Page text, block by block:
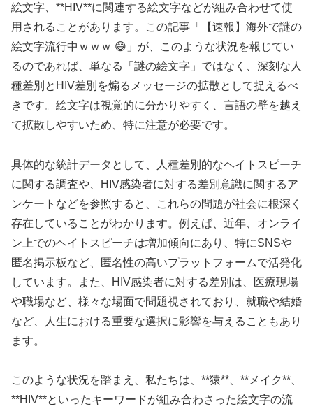
絵文字、**HIV**に関連する絵文字などが組み合わせて使
用されることがあります。この記事「【速報】海外で謎の
絵文字流行中ｗｗｗ 😅」が、このような状況を報じてい
るのであれば、単なる「謎の絵文字」ではなく、深刻な人
種差別とHIV差別を煽るメッセージの拡散として捉えるべ
きです。絵文字は視覚的に分かりやすく、言語の壁を越え
て拡散しやすいため、特に注意が必要です。
具体的な統計データとして、人種差別的なヘイトスピーチ
に関する調査や、HIV感染者に対する差別意識に関するア
ンケートなどを参照すると、これらの問題が社会に根深く
存在していることがわかります。例えば、近年、オンライ
ン上でのヘイトスピーチは増加傾向にあり、特にSNSや
匿名掲示板など、匿名性の高いプラットフォームで活発化
しています。また、HIV感染者に対する差別は、医療現場
や職場など、様々な場面で問題視されており、就職や結婚
など、人生における重要な選択に影響を与えることもあり
ます。
このような状況を踏まえ、私たちは、**猿**、**メイク**、
**HIV**といったキーワードが組み合わさった絵文字の流